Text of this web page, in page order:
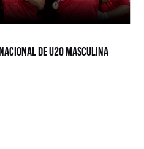
de U20 Masculina